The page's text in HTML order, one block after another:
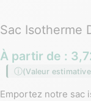
Sac Isotherme
À partir de :
(Valeur
Emportez notre sac